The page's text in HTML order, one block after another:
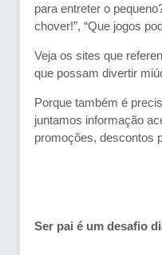
para entreter o
chover!”, “Que jogos
Veja os sites que
que possam divertir
Porque também é
juntamos informação
promoções, descontos
Ser pai é um desafio